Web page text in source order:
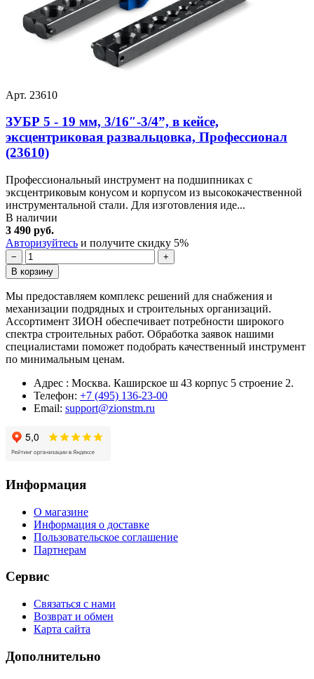
Арт. 23610
ЗУБР 5 - 19 мм, 3/16″-3/4”, в кейсе,
эксцентриковая развальцовка, Профессионал
(23610)
Профессиональный инструмент на подшипниках с
эксцентриковым конусом и корпусом из высококачественной
инструментальной стали. Для изготовления иде...
В наличии
3 490 руб.
Авторизуйтесь и получите скидку 5%
−
+
В корзину
Мы предоставляем комплекс решений для снабжения и
механизации подрядных и строительных организаций.
Ассортимент ЗИОН обеспечивает потребности широкого
спектра строительных работ. Обработка заявок нашими
специалистами поможет подобрать качественный инструмент
по минимальным ценам.
Адрес : Москва. Каширское ш 43 корпус 5 строение 2.
Телефон: +7 (495) 136-23-00
Email: support@zionstm.ru
Информация
О магазине
Информация о доставке
Пользовательское соглашение
Партнерам
Сервис
Связаться с нами
Возврат и обмен
Карта сайта
Дополнительно